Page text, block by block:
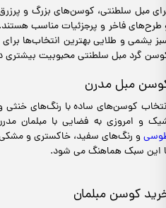
مبل سلطنتی، کوسن‌های بزرگ و
طرح‌های فاخر و پرجزئیات مناسب
یشمی و طلایی بهترین انتخاب‌ها
گرد مبل سلطنتی محبوبیت بیشتری
مبل مدرن
کوسن‌های ساده با رنگ‌های خنثی
و امروزی به فضایی با مبلمان
و رنگ‌های سفید، خاکستری و مشکی
این سبک هماهنگ می شود.
کوسن مبلمان